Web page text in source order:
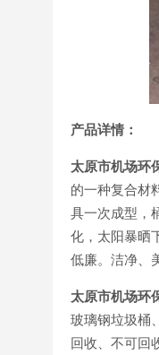
产品详情：
太原市机场环
的一种复合材
具一次成型，
化，太阳暴晒
低廉。洁净、
太原市机场环
玻璃钢垃圾桶
回收、不可回